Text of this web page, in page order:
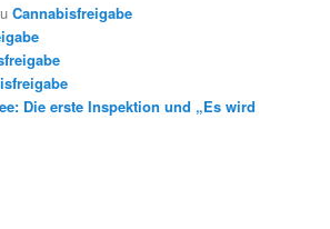
Cannabisfreigabe
Die erste Inspektion und „Es wird